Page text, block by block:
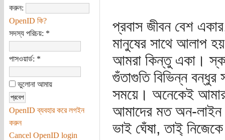
করুন:
OpenID কি?
সদস্য পরিচয়: *
পাসওয়ার্ড: *
ভুলোনা আমায়
OpenID ব্যবহার করে লগইন
করুন
Cancel OpenID login
প্রবাস জীবন বেশ
মানুষের সাথে আলাপ
আমরা কিন্তু একা।
গুঁতাগুতি বিভিন্ন
সময়ে। অনেকেই আমার
আমাদের মত অন-লাইন
ভাই ঘেঁষা, তাই্